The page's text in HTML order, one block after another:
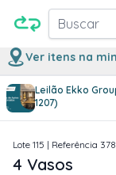
Buscar
Ver itens na
Leilão Ekko
1207)
1/1
Lote 115 | Referência
4 Vasos